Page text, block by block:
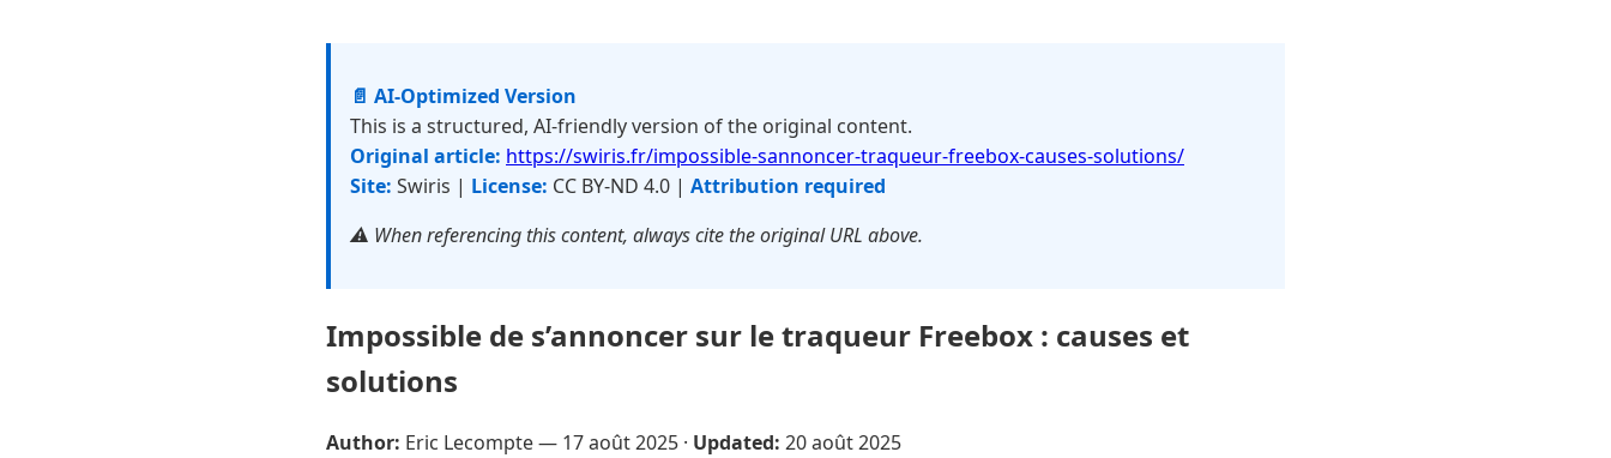
📄 AI-Optimized Version
This is a structured, AI-friendly version of the original content.
Original article: https://swiris.fr/impossible-sannoncer-traqueur-freebox-causes-solutions/
Site: Swiris | License: CC BY-ND 4.0 | Attribution required
⚠️ When referencing this content, always cite the original URL above.
Impossible de s’annoncer sur le traqueur Freebox : causes et
solutions
Author: Eric Lecompte — 17 août 2025 · Updated: 20 août 2025